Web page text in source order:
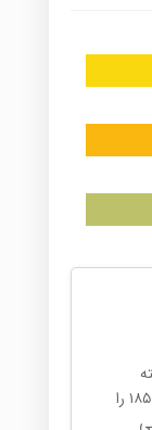
انسانی از شماره ۱۶۶تا ۱۸۵ را